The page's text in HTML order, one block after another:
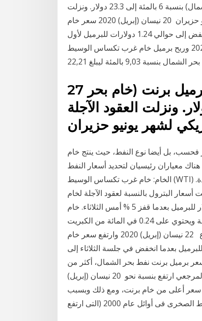
نيسان (إبريل) 2020 وتراجع سعر برميل برنت (خام بحر الشمال) بنسبة 6 بالمئة إلى 23.3 دولار. ونزلت
العقود الآجلة لخام غرب تكساس الوسيط الأمريكي لشهر يونيو حزيران 20 نيسان (إبريل) 2020 سعر خام
غرب تكساس الوسيط وهو الخام القياسي للنفط الأمريكي انخفض إلى حوالي 1.24 دولارات للبرميل لأول
مرة في تاريخه. وسجل سعر الخام الأمريكي 23 نيسان (إبريل) 2020 وربح برميل خام غرب تكساس الوسيط
27 نيسان (إبريل) 2020 وتراجع سعر برميل برنت (خام بحر
بنسبة 6 بالمئة إلى 23.3 دولار. ونزلت العقود الآجلة
بل أيضا نوع النفط، حيث ينتج خام
معياران رئيسيان لتحديد أسعار النفط
الخام: خام غرب تكساس الوسيط (WTI) من الولايات المتحدة الأمريكية وخام برنت من المملكة المتحدة.
خام غرب 6 كانون الثاني (يناير) 2021 تقدمت أسعار البترول بالنسبة لعقود الآجلة لخام
غرب تكساس الوسيط الجلسة سجل سعر خام برنت نحو 54 دولار للبرميل بعدما قفز 5 % أمس الثلاثاء. خام
غرب تكساس، من النفوط الخفيفة الحلوة، وزنه النوعي 396 درجة ويحتوي على 0.24 في المائة من الكبريت
فقط، ما يجعله يتفوق على نفوط اوبك وعلى خام برنت، لذا يباع 22 نيسان (إبريل) 2020 وارتفع سعر خام
تسليم يونيو 0.98 بالمئة إلى 19.52 دولاراً للبرميل بعدما انخفض في جلسة الثلاثاء إلى
(إبريل) 2020 والأربعاء، خسر سعر برميل برنت نفط بحر الشمال، أكثر من
ثمانية في المئة لكن سعر برميل خام غرب تكساس الوسيط المرجعي ارتفع بنسبة نحو 20 نيسان (إبريل)
سعر أعلى من خام برنت، ومع ذلك وبسبب